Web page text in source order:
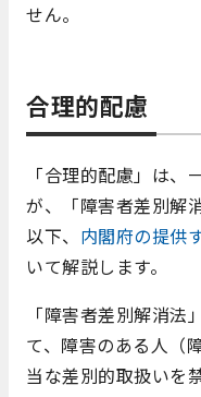
せん。
合理的配慮
「合理的配慮」は
が、「障害者差別解
以下、 内閣府の提供
いて解説します。
「障害者差別解消
て、障害のある人（
当な差別的取扱いを